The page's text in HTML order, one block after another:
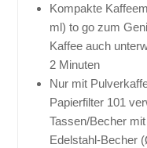
Kompakte
ml) to go zum
Kaffee auch
2 Minuten
Nur mit
Papierfilter 101
Tassen/Becher
Edelstahl-Becher